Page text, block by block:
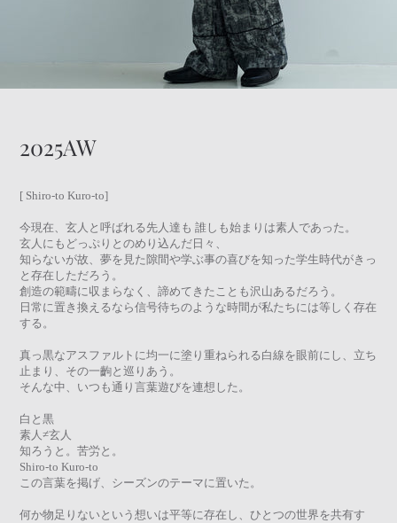
2025AW
[ Shiro-to Kuro-to]
今現在、玄人と呼ばれる先人達も 誰しも始まりは素人であった。
玄人にもどっぷりとのめり込んだ日々、
知らないが故、夢を見た隙間や学ぶ事の喜びを知った学生時代がきっ
と存在しただろう。
創造の範疇に収まらなく、諦めてきたことも沢山あるだろう。
日常に置き換えるなら信号待ちのような時間が私たちには等しく存在
する。
真っ黒なアスファルトに均一に塗り重ねられる白線を眼前にし、立ち
止まり、その一齣と巡りあう。
そんな中、いつも通り言葉遊びを連想した。
白と黒
素人≠玄人
知ろうと。苦労と。
Shiro-to Kuro-to
この言葉を掲げ、シーズンのテーマに置いた。
何か物足りないという想いは平等に存在し、ひとつの世界を共有す